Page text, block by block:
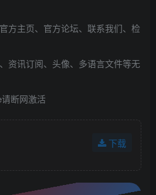
方主页、官方论坛、联系我们、检
资讯订阅、头像、多语言文件等无
断网激活
下载